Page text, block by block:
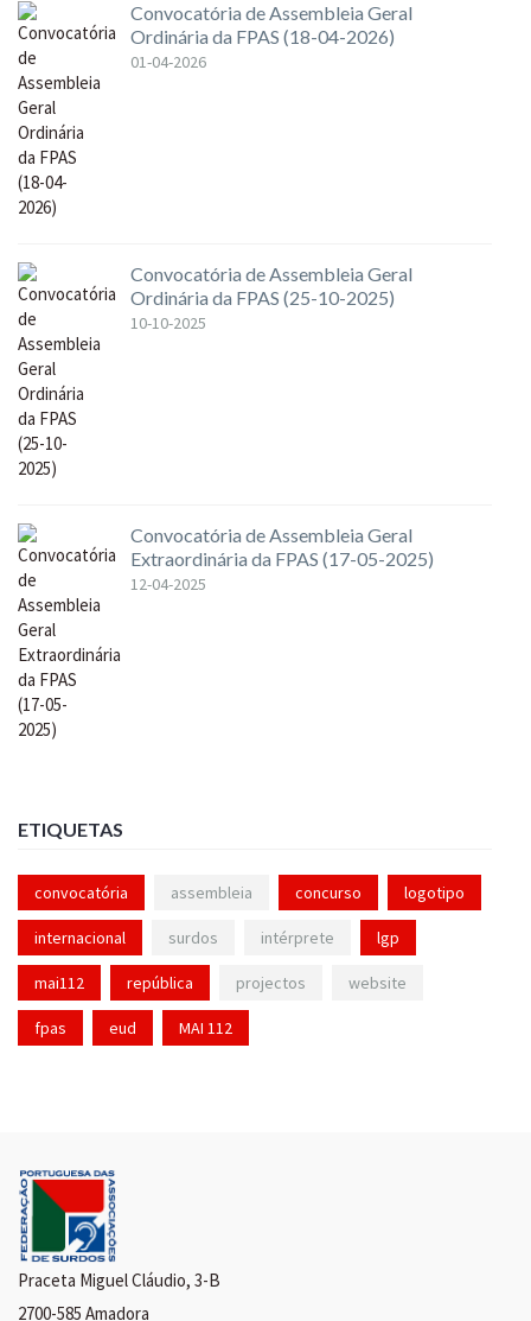
Convocatória de Assembleia Geral
Ordinária da FPAS (18-04-2026)
01-04-2026
Convocatória de Assembleia Geral
Ordinária da FPAS (25-10-2025)
10-10-2025
Convocatória de Assembleia Geral
Extraordinária da FPAS (17-05-2025)
12-04-2025
ETIQUETAS
convocatória assembleia concurso logotipo
internacional surdos intérprete lgp
mai112 república projectos website
fpas eud MAI 112
Praceta Miguel Cláudio, 3-B
2700-585 Amadora